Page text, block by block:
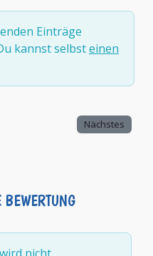
Einträge
kannst selbsteinen
Nächstes